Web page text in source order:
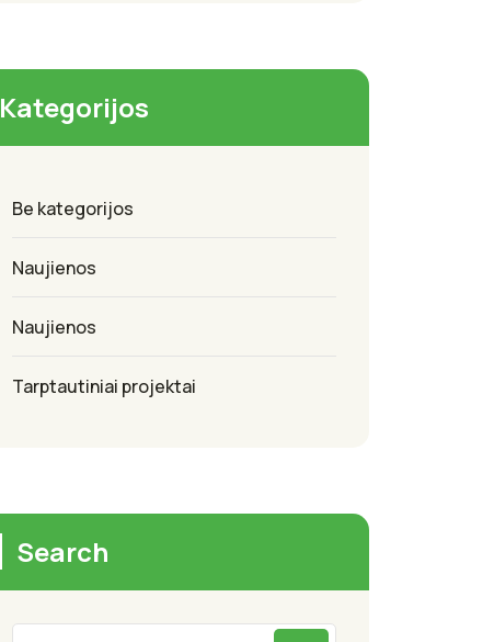
Kategorijos
Be kategorijos
Naujienos
Naujienos
Tarptautiniai projektai
Search